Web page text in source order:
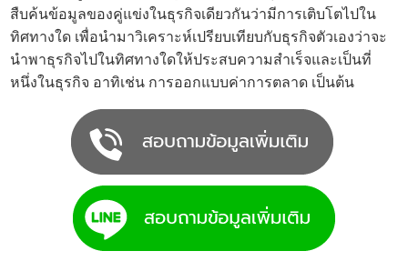
สืบค้นข้อมูลของคู่แข่งในธุรกิจเดียวกันว่ามีการเติบโตไปใน
ทิศทางใด เพื่อนำมาวิเคราะห์เปรียบเทียบกับธุรกิจตัวเองว่าจะ
นำพาธุรกิจไปในทิศทางใดให้ประสบความสำเร็จและเป็นที่
หนึ่งในธุรกิจ อาทิเช่น การออกแบบค่าการตลาด เป็นต้น